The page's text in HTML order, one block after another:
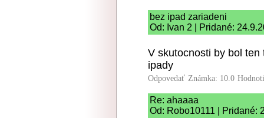
bez ipad zariadeni
Od: Ivan 2 | Pridané:
V skutocnosti by bol
ipady
Odpovedať Známka: 10.0
Re: ahaaaa
Od: Robo10111 | Pridané: